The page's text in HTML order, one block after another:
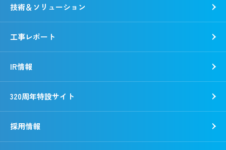
野村胡堂・あらえびす記念館
技術＆ソリューション
工事レポート
IR情報
320周年特設サイト
採用情報